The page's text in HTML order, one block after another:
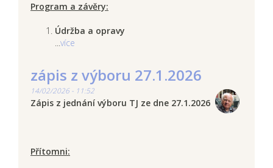
Program a závěry:
Údržba a opravy
...více
zápis z výboru 27.1.2026
14/02/2026 - 11:52
Zápis z jednání výboru TJ ze dne 27.1.2026
Přítomni: